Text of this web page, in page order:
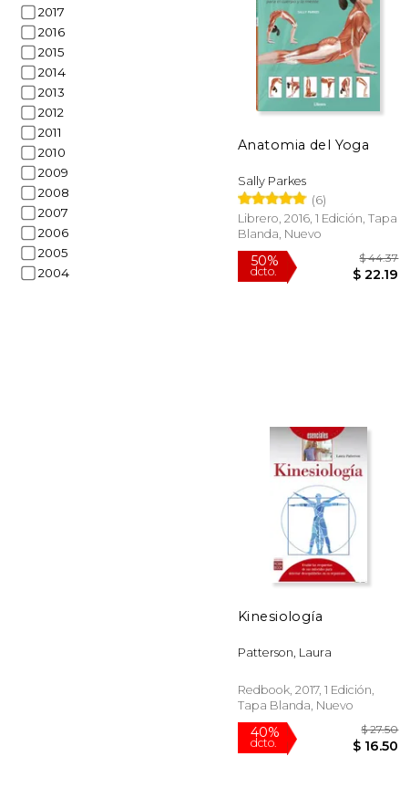
2017
2016
2015
2014
2013
2012
2011
2010
2009
2008
2007
2006
2005
2004
15%
Anatomia del Yoga
Sally Parkes
(6)
Librero, 2016, 1 Edición, Tapa
Blanda, Nuevo
50%
dcto.
Kinesiología
Patterson, Laura
Redbook, 2017, 1 Edición,
Tapa Blanda, Nuevo